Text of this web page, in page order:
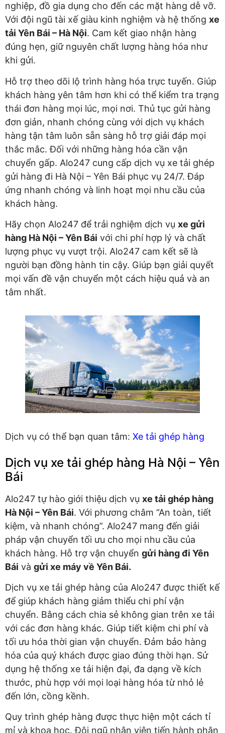
nghiệp, đồ gia dụng cho đến các mặt hàng dễ vỡ.
Với đội ngũ tài xế giàu kinh nghiệm và hệ thống xe
tải Yên Bái – Hà Nội. Cam kết giao nhận hàng
đúng hẹn, giữ nguyên chất lượng hàng hóa như
khi gửi.
Hỗ trợ theo dõi lộ trình hàng hóa trực tuyến. Giúp
khách hàng yên tâm hơn khi có thể kiểm tra trạng
thái đơn hàng mọi lúc, mọi nơi. Thủ tục gửi hàng
đơn giản, nhanh chóng cùng với dịch vụ khách
hàng tận tâm luôn sẵn sàng hỗ trợ giải đáp mọi
thắc mắc. Đối với những hàng hóa cần vận
chuyển gấp. Alo247 cung cấp dịch vụ xe tải ghép
gửi hàng đi Hà Nội – Yên Bái phục vụ 24/7. Đáp
ứng nhanh chóng và linh hoạt mọi nhu cầu của
khách hàng.
Hãy chọn Alo247 để trải nghiệm dịch vụ xe gửi
hàng Hà Nội – Yên Bái với chi phí hợp lý và chất
lượng phục vụ vượt trội. Alo247 cam kết sẽ là
người bạn đồng hành tin cậy. Giúp bạn giải quyết
mọi vấn đề vận chuyển một cách hiệu quả và an
tâm nhất.
Dịch vụ có thể bạn quan tâm: Xe tải ghép hàng
Dịch vụ xe tải ghép hàng Hà Nội – Yên
Bái
Alo247 tự hào giới thiệu dịch vụ xe tải ghép hàng
Hà Nội – Yên Bái. Với phương châm “An toàn, tiết
kiệm, và nhanh chóng”. Alo247 mang đến giải
pháp vận chuyển tối ưu cho mọi nhu cầu của
khách hàng. Hỗ trợ vận chuyển gửi hàng đi Yên
Bái và gửi xe máy về Yên Bái.
Dịch vụ xe tải ghép hàng của Alo247 được thiết kế
để giúp khách hàng giảm thiểu chi phí vận
chuyển. Bằng cách chia sẻ không gian trên xe tải
với các đơn hàng khác. Giúp tiết kiệm chi phí và
tối ưu hóa thời gian vận chuyển. Đảm bảo hàng
hóa của quý khách được giao đúng thời hạn. Sử
dụng hệ thống xe tải hiện đại, đa dạng về kích
thước, phù hợp với mọi loại hàng hóa từ nhỏ lẻ
đến lớn, cồng kềnh.
Quy trình ghép hàng được thực hiện một cách tỉ
mỉ và khoa học. Đội ngũ nhân viên tiến hành phân